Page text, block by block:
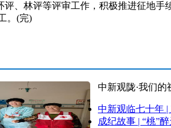
林评等评审工作，积极推进征地手
。(完)
中新观陇·我们的
中新观临七十年 |
成纪故事 | “桃”